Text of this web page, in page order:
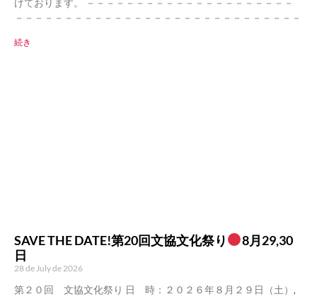
げております。 －－－－－－－－－－－－－－－－－－－－－
－－－－－－－－－－－－－－－－－－－－－－－－－－－－－
続き
SAVE THE DATE!第20回文協文化祭り
8月29,30
日
28 de July de 2026
第２０回 文協文化祭り 日 時：２０２６年８月２９日（土）,